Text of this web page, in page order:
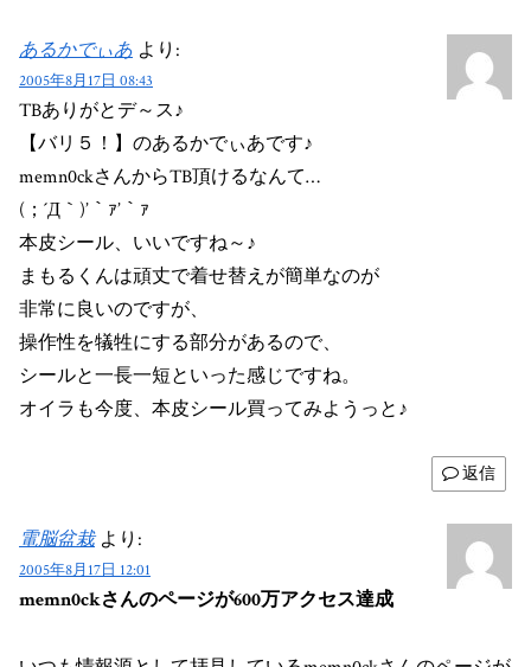
あるかでぃあ より:
2005年8月17日 08:43
TBありがとデ～ス♪
【バリ５！】のあるかでぃあです♪
memn0ckさんからTB頂けるなんて…
(；´Д｀)’｀ｧ’｀ｧ
本皮シール、いいですね～♪
まもるくんは頑丈で着せ替えが簡単なのが
非常に良いのですが、
操作性を犠牲にする部分があるので、
シールと一長一短といった感じですね。
オイラも今度、本皮シール買ってみようっと♪
返信
電脳盆栽 より:
2005年8月17日 12:01
memn0ckさんのページが600万アクセス達成